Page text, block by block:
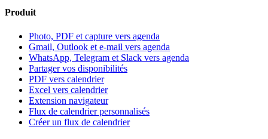
Produit
Photo, PDF et capture vers agenda
Gmail, Outlook et e-mail vers agenda
WhatsApp, Telegram et Slack vers agenda
Partager vos disponibilités
PDF vers calendrier
Excel vers calendrier
Extension navigateur
Flux de calendrier personnalisés
Créer un flux de calendrier